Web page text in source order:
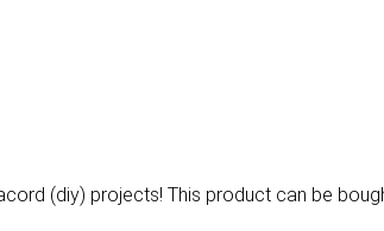
(diy) projects! This product can be